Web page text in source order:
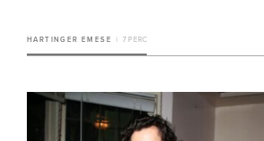
HARTINGER EMESE 7 PERC